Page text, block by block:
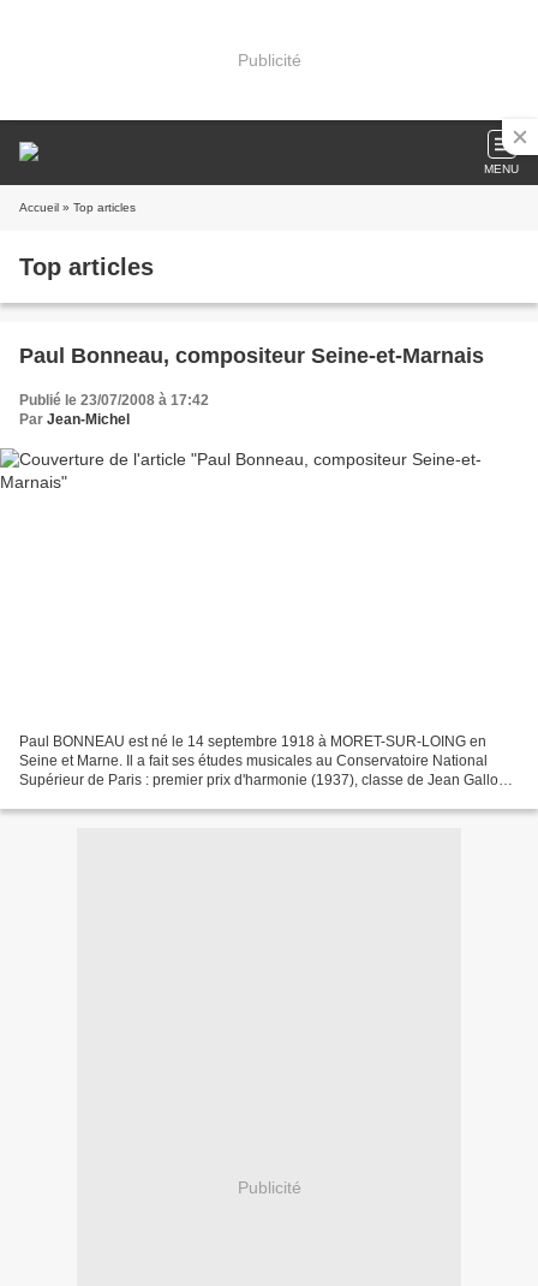
Publicité
MENU
Accueil » Top articles
Top articles
Paul Bonneau, compositeur Seine-et-Marnais
Publié le 23/07/2008 à 17:42
Par Jean-Michel
Paul BONNEAU est né le 14 septembre 1918 à MORET-SUR-LOING en
Seine et Marne. Il a fait ses études musicales au Conservatoire National
Supérieur de Paris : premier prix d'harmonie (1937), classe de Jean Gallon ;
Publicité